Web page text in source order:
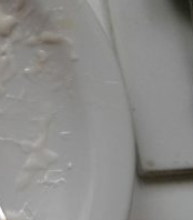
Artistes
Galeries par
Les pépites